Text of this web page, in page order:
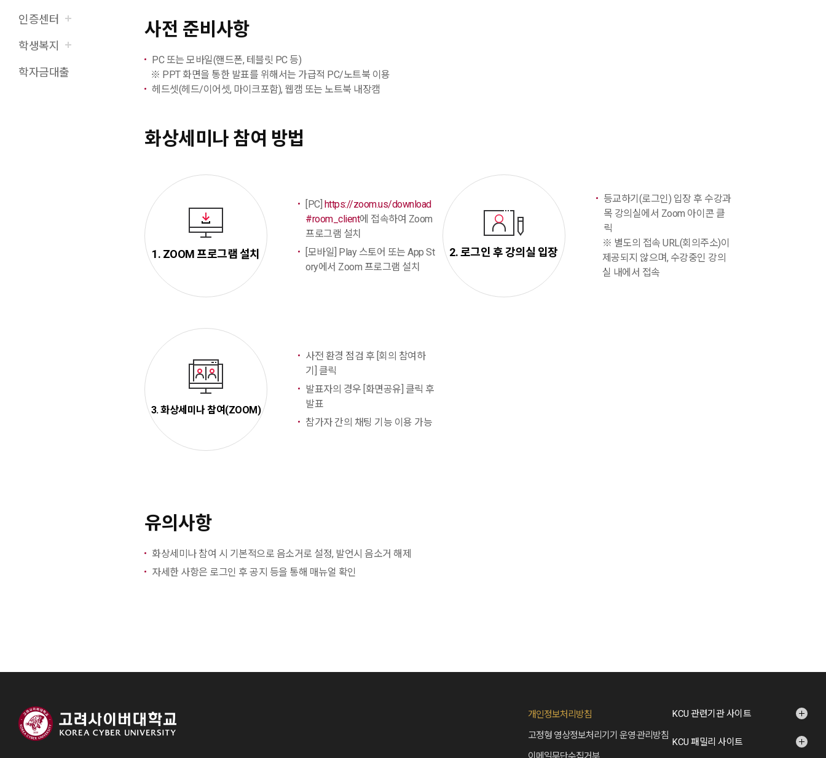
인증센터
학생복지
학자금대출
사전 준비사항
PC 또는 모바일(핸드폰, 테블릿 PC 등)
※ PPT 화면을 통한 발표를 위해서는 가급적 PC/노트북 이용
헤드셋(헤드/이어셋, 마이크포함), 웹캠 또는 노트북 내장캠
화상세미나 참여 방법
1. ZOOM 프로그램 설치
[PC] https://zoom.us/download
#room_client에 접속하여 Zoom
프로그램 설치
[모바일] Play 스토어 또는 App St
ory에서 Zoom 프로그램 설치
2. 로그인 후 강의실 입장
등교하기(로그인) 입장 후 수강과
목 강의실에서 Zoom 아이콘 클
릭
※ 별도의 접속 URL(회의주소)이
제공되지 않으며, 수강중인 강의
실 내에서 접속
3. 화상세미나 참여(ZOOM)
사전 환경 점검 후 [회의 참여하
기] 클릭
발표자의 경우 [화면공유] 클릭 후
발표
참가자 간의 채팅 기능 이용 가능
유의사항
화상세미나 참여 시 기본적으로 음소거로 설정, 발언시 음소거 해제
자세한 사항은 로그인 후 공지 등을 통해 매뉴얼 확인
개인정보처리방침
고정형 영상정보처리기기 운영·관리방침
KCU 관련기관 사이트
KCU 패밀리 사이트